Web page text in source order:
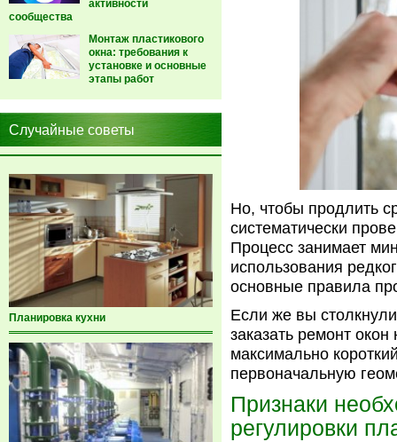
активности
сообщества
Монтаж пластикового
окна: требования к
установке и основные
этапы работ
Случайные советы
Планировка кухни
Но, чтобы продлить
систематически
Процесс занимает
использования
основные правила
Если же вы
заказать ремонт
максимально
первоначальную
Признаки
регулировки